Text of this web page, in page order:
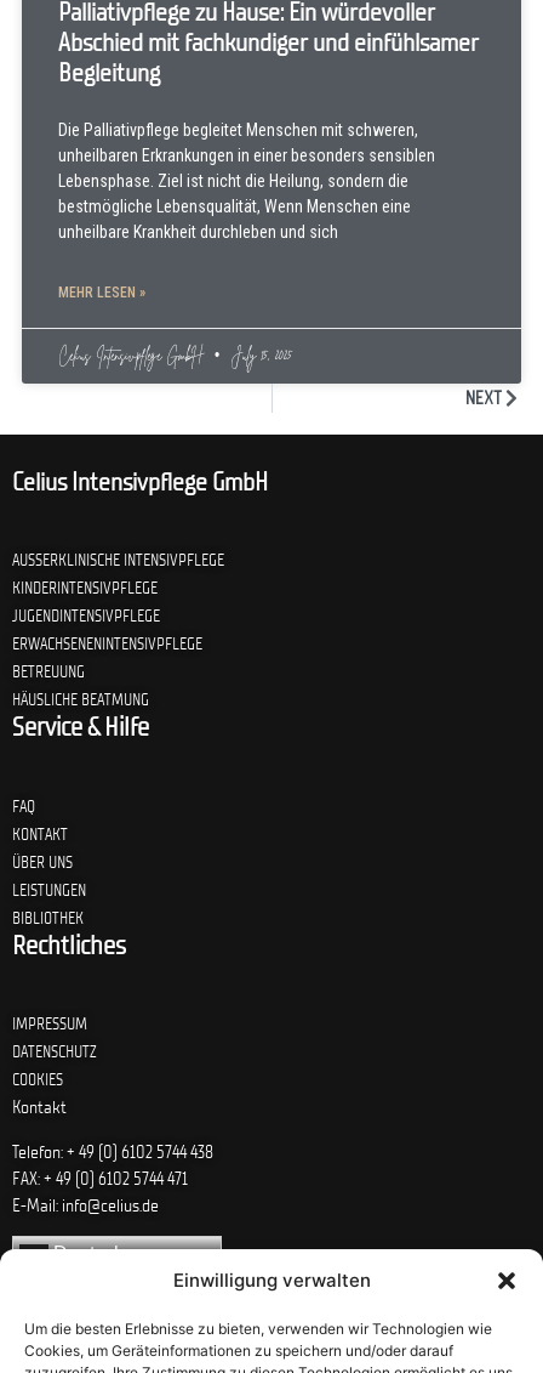
Einwilligung verwalten
Um die besten Erlebnisse zu bieten, verwenden wir Technologien wie
Cookies, um Geräteinformationen zu speichern und/oder darauf
Palliativpflege zu Hause: Ein würdevoller
Abschied mit fachkundiger und einfühlsamer
Begleitung
Die Palliativpflege begleitet Menschen mit schweren,
unheilbaren Erkrankungen in einer besonders sensiblen
Lebensphase. Ziel ist nicht die Heilung, sondern die
bestmögliche Lebensqualität, Wenn Menschen eine
unheilbare Krankheit durchleben und sich
MEHR LESEN »
Celius Intensivpflege GmbH July 15, 2025
NEXT
Celius Intensivpflege GmbH
AUSSERKLINISCHE INTENSIVPFLEGE
KINDERINTENSIVPFLEGE
JUGENDINTENSIVPFLEGE
ERWACHSENENINTENSIVPFLEGE
BETREUUNG
HÄUSLICHE BEATMUNG
Service & Hilfe
FAQ
KONTAKT
ÜBER UNS
LEISTUNGEN
BIBLIOTHEK
Rechtliches
IMPRESSUM
DATENSCHUTZ
COOKIES
Kontakt
Telefon: + 49 (0) 6102 5744 438
FAX: + 49 (0) 6102 5744 471
E-Mail: info@celius.de
Deutsch